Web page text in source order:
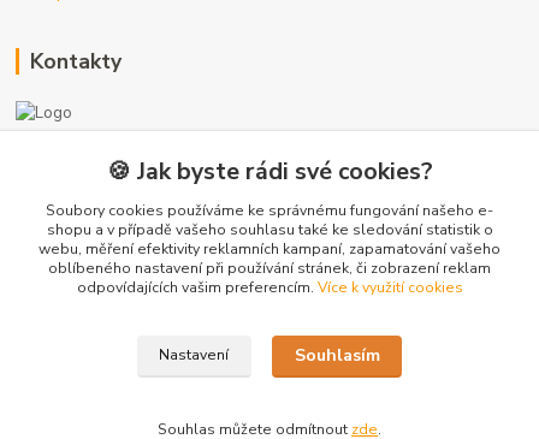
Kontakty
+420 775 872 753
info@radiatory-skladem.cz
Copyright 2020-2025 © Sanitrade s.r.o. Všechna práva vyhrazena.
🍪 Jak byste rádi své cookies?
Soubory cookies používáme ke správnému fungování našeho e-
shopu a v případě vašeho souhlasu také ke sledování statistik o
webu, měření efektivity reklamních kampaní, zapamatování vašeho
oblíbeného nastavení při používání stránek, či zobrazení reklam
odpovídajících vašim preferencím. Více k využití cookies
Nastavení Souhlasím
Souhlas můžete odmítnout zde.